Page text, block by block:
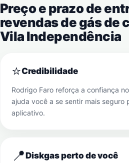
Preço e prazo de
revendas de gás de
Vila Independência
⭐Credibilidade
Rodrigo Faro reforça a confiança
ajuda você a se sentir mais seguro
aplicativo.
📍Diskgas perto de você